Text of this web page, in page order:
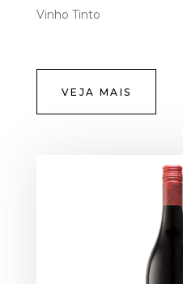
Vinho Tinto
VEJA MAIS